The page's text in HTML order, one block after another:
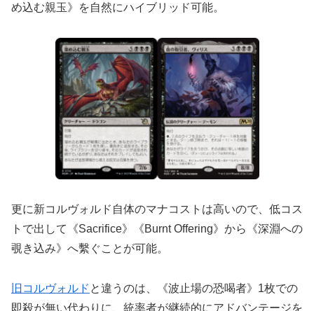
め込む親玉》を自然にハイブリッド可能。
更に新コルヴォルド自体のマナコストは高いので、低コス
トで出して《Sacrifice》《Burnt Offering》から《深淵への
覗き込み》へ繫ぐことが可能。
旧コルヴォルド と違うのは、《波止場の恐喝者》1枚での
即殺が無い代わりに、統率者が継続的にアドバンテージを